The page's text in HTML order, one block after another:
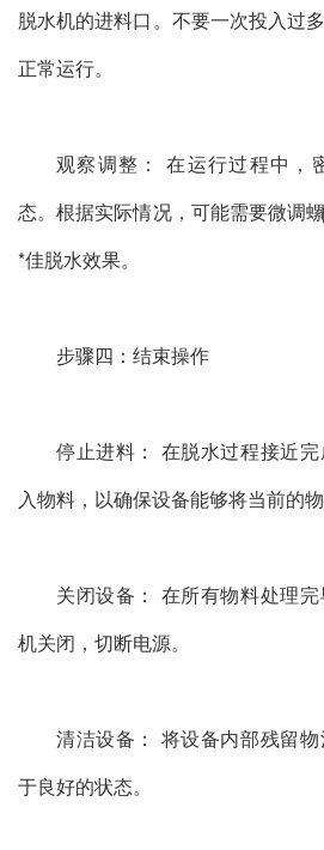
脱水机的进料口。不要一次投入过
正常运行。
观察调整： 在运行过程中，
态。根据实际情况，可能需要微调
*佳脱水效果。
步骤四：结束操作
停止进料： 在脱水过程接近
入物料，以确保设备能够将当前的物
关闭设备： 在所有物料处理
机关闭，切断电源。
清洁设备： 将设备内部残留
于良好的状态。